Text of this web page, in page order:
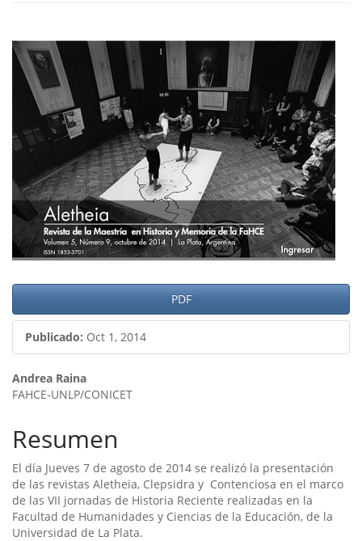
Barra
lateral
del
artículo
PDF
Publicado: Oct 1, 2014
Contenido
principal
del
artículo
Andrea Raina
FAHCE-UNLP/CONICET
Resumen
El dí­a Jueves 7 de agosto de 2014 se realizó la presentación
de las revistas Aletheia, Clepsidra y Contenciosa en el marco
de las VII jornadas de Historia Reciente realizadas en la
Facultad de Humanidades y Ciencias de la Educación, de la
Universidad de La Plata.